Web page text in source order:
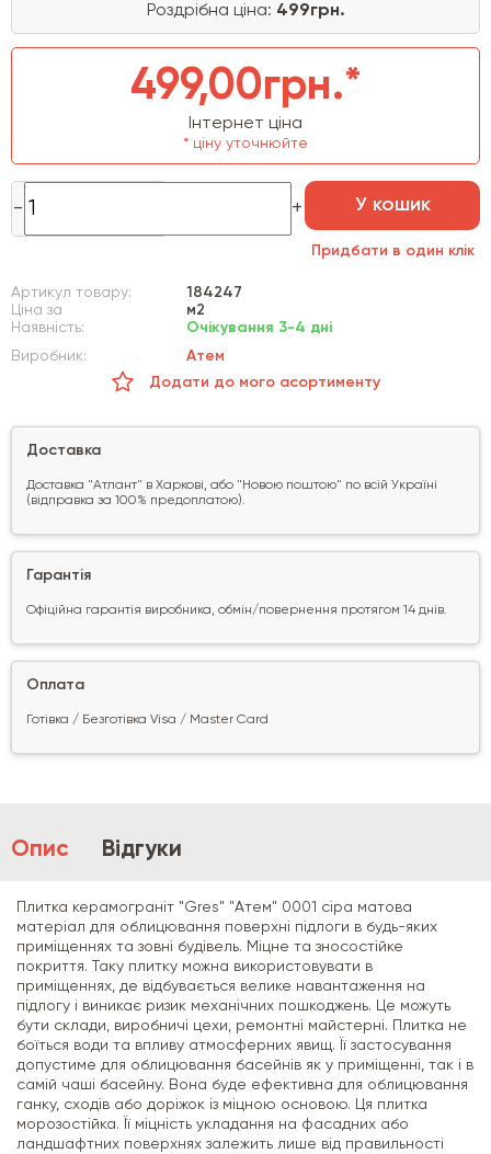
Роздрібна ціна: 499грн.
499,00грн.*
Інтернет ціна
* ціну уточнюйте
У кошик
Придбати в один клік
Артикул товару:
184247
Ціна за
м2
Наявність:
Очікування 3-4 дні
Виробник:
Атем
Додати до мого асортименту
Доставка
Доставка "Атлант" в Харкові, або "Новою поштою" по всій Україні
(відправка за 100% предоплатою).
Гарантія
Офіційна гарантія виробника, обмін/повернення протягом 14 днів.
Оплата
Готівка / Безготівка Visa / Master Card
Опис Відгуки
Плитка керамограніт "Gres" "Атем" 0001 сіра матова
матеріал для облицювання поверхні підлоги в будь-яких
приміщеннях та зовні будівель. Міцне та зносостійке
покриття. Таку плитку можна використовувати в
приміщеннях, де відбувається велике навантаження на
підлогу і виникає ризик механічних пошкоджень. Це можуть
бути склади, виробничі цехи, ремонтні майстерні. Плитка не
боїться води та впливу атмосферних явищ. Її застосування
допустиме для облицювання басейнів як у приміщенні, так і в
самій чаші басейну. Вона буде ефективна для облицювання
ганку, сходів або доріжок із міцною основою. Ця плитка
морозостійка. Її міцність укладання на фасадних або
ландшафтних поверхнях залежить лише від правильності